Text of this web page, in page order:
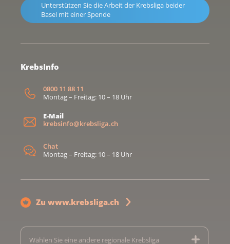
Unterstützen Sie die Arbeit der Krebsliga beider
Basel mit einer Spende
KrebsInfo
0800 11 88 11
Montag – Freitag: 10 – 18 Uhr
E-Mail
krebsinfo@krebsliga.ch
Chat
Montag – Freitag: 10 – 18 Uhr
Zu www.krebsliga.ch
Wählen Sie eine andere regionale Krebsliga